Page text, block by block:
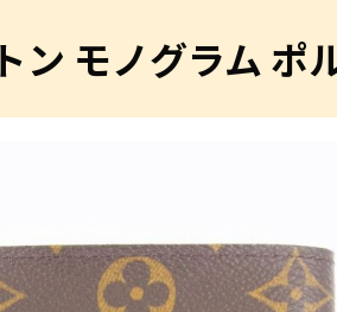
ン モノグラム ポ